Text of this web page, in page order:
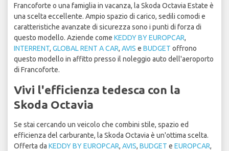
Francoforte o una famiglia in vacanza, la Skoda Octavia Estate è
una scelta eccellente. Ampio spazio di carico, sedili comodi e
caratteristiche avanzate di sicurezza sono i punti di forza di
questo modello. Aziende come KEDDY BY EUROPCAR,
INTERRENT, GLOBAL RENT A CAR, AVIS e BUDGET offrono
questo modello in affitto presso il noleggio auto dell'aeroporto
di Francoforte.
Vivi l'efficienza tedesca con la
Skoda Octavia
Se stai cercando un veicolo che combini stile, spazio ed
efficienza del carburante, la Skoda Octavia è un'ottima scelta.
Offerta da KEDDY BY EUROPCAR, AVIS, BUDGET e EUROPCAR,